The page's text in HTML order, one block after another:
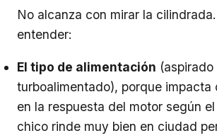
No alcanza con mirar la
entender:
El tipo de alimentación (aspirado
turboalimentado), porque impacta
en la respuesta del motor según
chico rinde muy bien en ciudad